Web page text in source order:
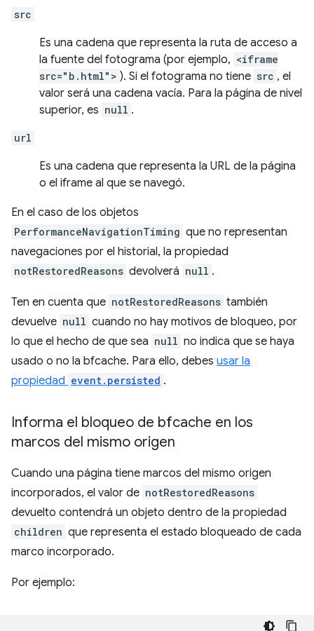
src
Es una cadena que representa la ruta de acceso a
la fuente del fotograma (por ejemplo, <iframe
src="b.html"> ). Si el fotograma no tiene src , el
valor será una cadena vacía. Para la página de nivel
superior, es null .
url
Es una cadena que representa la URL de la página
o el iframe al que se navegó.
En el caso de los objetos
PerformanceNavigationTiming que no representan
navegaciones por el historial, la propiedad
notRestoredReasons devolverá null .
Ten en cuenta que notRestoredReasons también
devuelve null cuando no hay motivos de bloqueo, por
lo que el hecho de que sea null no indica que se haya
usado o no la bfcache. Para ello, debes usar la
propiedad event.persisted .
Informa el bloqueo de bfcache en los
marcos del mismo origen
Cuando una página tiene marcos del mismo origen
incorporados, el valor de notRestoredReasons
devuelto contendrá un objeto dentro de la propiedad
children que representa el estado bloqueado de cada
marco incorporado.
Por ejemplo: